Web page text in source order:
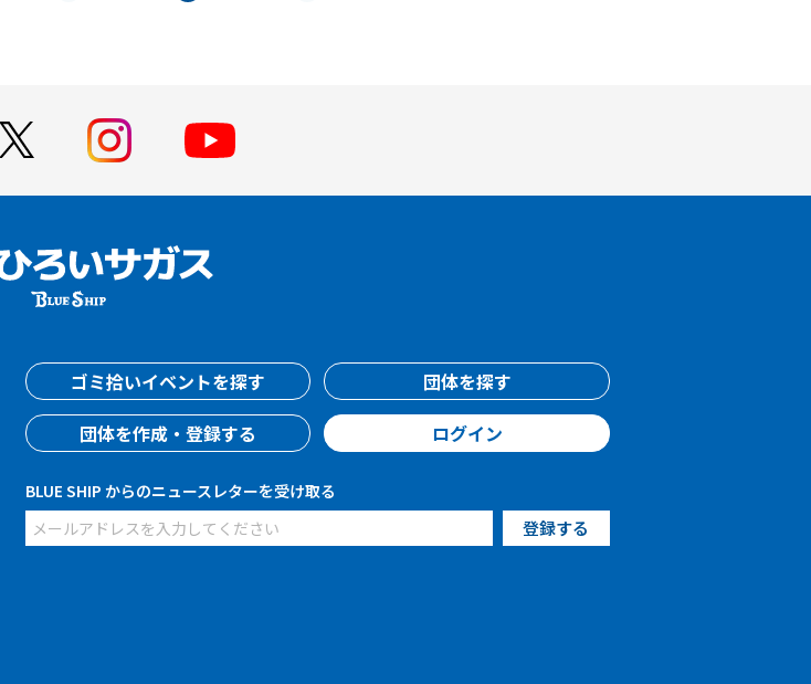
ゴミ拾いイベントを探す
団体を探す
団体を作成・登録する
ログイン
BLUE SHIP からのニュースレターを受け取る